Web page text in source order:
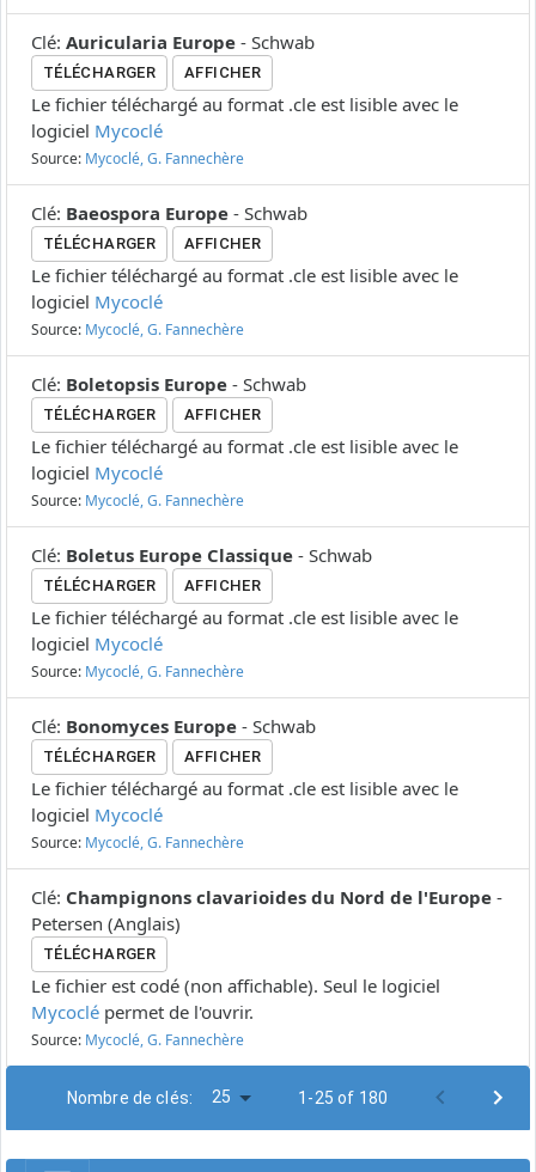
Clé: Auricularia Europe - Schwab
TÉLÉCHARGER AFFICHER
Le fichier téléchargé au format .cle est lisible avec le
logiciel Mycoclé
Source: Mycoclé, G. Fannechère
Clé: Baeospora Europe - Schwab
TÉLÉCHARGER AFFICHER
Le fichier téléchargé au format .cle est lisible avec le
logiciel Mycoclé
Source: Mycoclé, G. Fannechère
Clé: Boletopsis Europe - Schwab
TÉLÉCHARGER AFFICHER
Le fichier téléchargé au format .cle est lisible avec le
logiciel Mycoclé
Source: Mycoclé, G. Fannechère
Clé: Boletus Europe Classique - Schwab
TÉLÉCHARGER AFFICHER
Le fichier téléchargé au format .cle est lisible avec le
logiciel Mycoclé
Source: Mycoclé, G. Fannechère
Clé: Bonomyces Europe - Schwab
TÉLÉCHARGER AFFICHER
Le fichier téléchargé au format .cle est lisible avec le
logiciel Mycoclé
Source: Mycoclé, G. Fannechère
Clé: Champignons clavarioides du Nord de l'Europe -
Petersen (Anglais)
TÉLÉCHARGER
Le fichier est codé (non affichable). Seul le logiciel
Mycoclé permet de l'ouvrir.
Source: Mycoclé, G. Fannechère
Nombre de clés: 25 1-25 of 180